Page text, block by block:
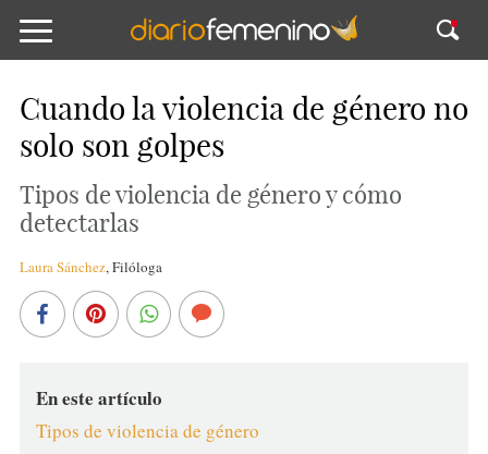
Cuando la violencia de género no
solo son golpes
Tipos de violencia de género y cómo
detectarlas
Laura Sánchez,Filóloga
En este artículo
Tipos de violencia de género